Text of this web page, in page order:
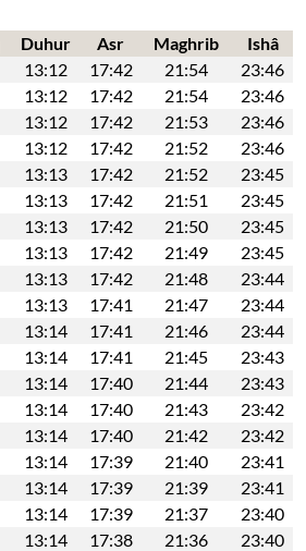
Duhur Asr Maghrib
Ishâ
13:12 17:42 21:54
23:46
13:12 17:42 21:54
23:46
13:12 17:42 21:53
23:46
13:12 17:42 21:52
23:46
13:13 17:42 21:52
23:45
13:13 17:42 21:51
23:45
13:13 17:42 21:50
23:45
13:13 17:42 21:49
23:45
13:13 17:42 21:48
23:44
13:13 17:41 21:47
23:44
13:14 17:41 21:46
23:44
13:14 17:41 21:45
23:43
13:14 17:40 21:44
23:43
13:14 17:40 21:43
23:42
13:14 17:40 21:42
23:42
13:14 17:39 21:40
23:41
13:14 17:39 21:39
23:41
13:14 17:39 21:37
23:40
13:14 17:38 21:36
23:40